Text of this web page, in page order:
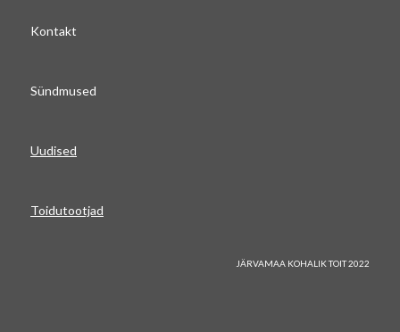
Kontakt
Sündmused
Uudised
Toidutootjad
JÄRVAMAA KOHALIK TOIT 2022